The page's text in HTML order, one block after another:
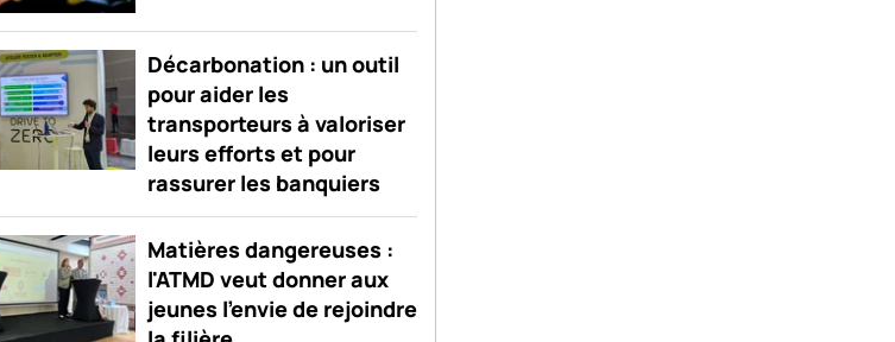
Décarbonation : un outil
pour aider les
transporteurs à valoriser
leurs efforts et pour
rassurer les banquiers
Matières dangereuses :
l'ATMD veut donner aux
jeunes l'envie de rejoindre